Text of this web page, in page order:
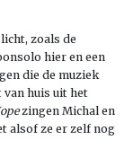
zoals de
hier en een
die de muziek
huis uit het
zingen Michal en
alsof ze er zelf nog